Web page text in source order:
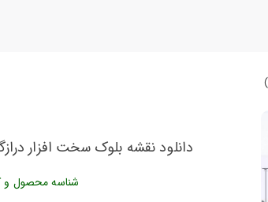
دانلود نقشه بلوک سخت افزار
شناسه محصول و